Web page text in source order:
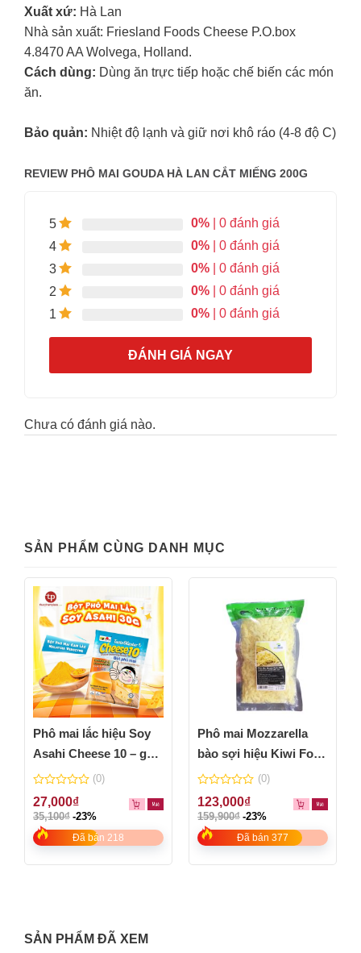
Xuất xứ: Hà Lan
Nhà sản xuất: Friesland Foods Cheese P.O.box
4.8470 AA Wolvega, Holland.
Cách dùng: Dùng ăn trực tiếp hoặc chế biến các món
ăn.
Bảo quản: Nhiệt độ lạnh và giữ nơi khô ráo (4-8 độ C)
REVIEW PHÔ MAI GOUDA HÀ LAN CẮT MIẾNG 200G
5 0% | 0 đánh giá
4
0% | 0 đánh giá
3
0% | 0 đánh giá
2
0% | 0 đánh giá
1
0% | 0 đánh giá
ĐÁNH GIÁ NGAY
Chưa có đánh giá nào.
SẢN PHẨM CÙNG DANH MỤC
Phô mai lắc hiệu Soy
Asahi Cheese 10 – gói
30g
0
out
of
5
(0)
27,000₫
35,100₫ -23%
Đã bán 218
Phô mai Mozzarella
bào sợi hiệu Kiwi Food
– túi 500g
0
out
of
5
(0)
123,000₫
159,900₫ -23%
Đã bán 377
SẢN PHẨM ĐÃ XEM